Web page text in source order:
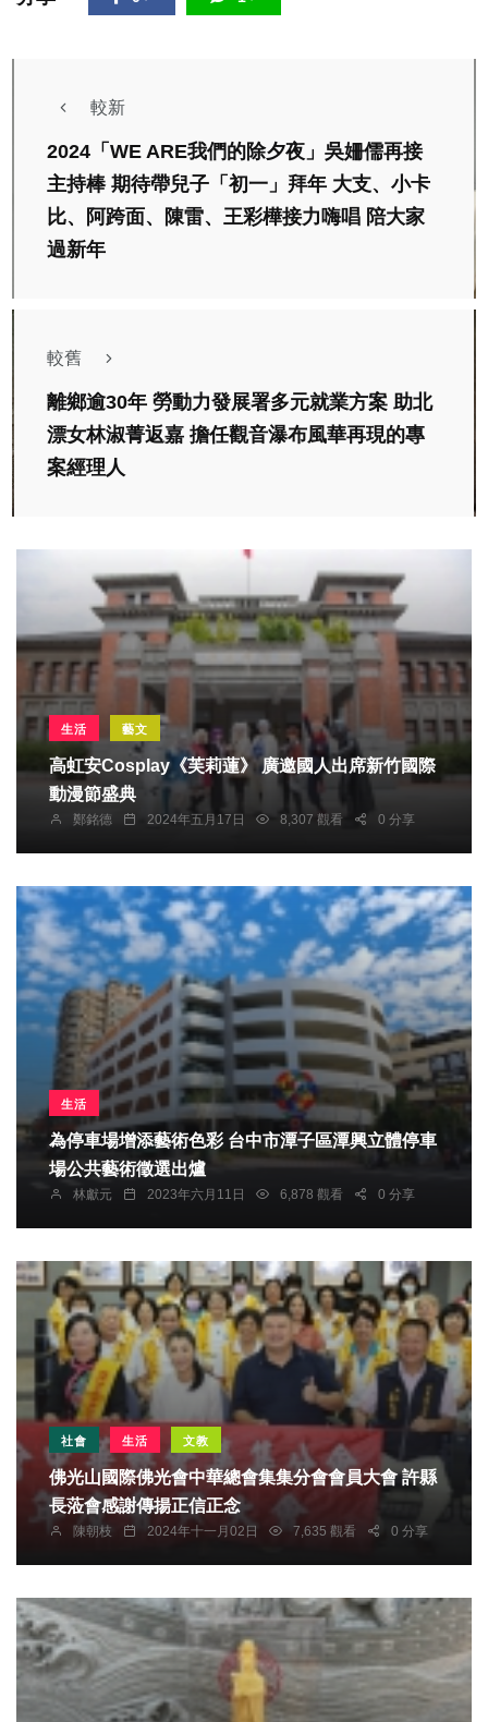
較新
2024「WE ARE我們的除夕夜」吳姍儒再接
主持棒 期待帶兒子「初一」拜年 大支、小卡
比、阿跨面、陳雷、王彩樺接力嗨唱 陪大家
過新年
較舊
離鄉逾30年 勞動力發展署多元就業方案 助北
漂女林淑菁返嘉 擔任觀音瀑布風華再現的專
案經理人
生活 藝文
高虹安Cosplay《芙莉蓮》 廣邀國人出席新竹國際
動漫節盛典
鄭銘德 2024年五月17日 8,307 觀看 0 分享
生活
為停車場增添藝術色彩 台中市潭子區潭興立體停車
場公共藝術徵選出爐
林獻元 2023年六月11日 6,878 觀看 0 分享
社會 生活 文教
佛光山國際佛光會中華總會集集分會會員大會 許縣
長蒞會感謝傳揚正信正念
陳朝枝 2024年十一月02日 7,635 觀看 0 分享